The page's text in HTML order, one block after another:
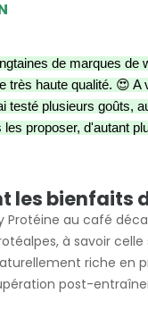
de marques de
très haute qualité. 😍
testé plusieurs goûts,
proposer, d'autant
les bienfaits
Protéine au café
à savoir
riche en
post-